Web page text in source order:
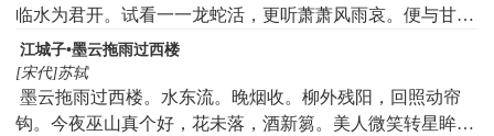
临水为君开。试看一一龙蛇活，更听萧萧风雨哀。便与甘棠
同不剪，苍髯白甲待归来。
江城子•墨云拖雨过西楼
[宋代]苏轼
墨云拖雨过西楼。水东流。晚烟收。柳外残阳，回照动帘
钩。今夜巫山真个好，花未落，酒新篘。美人微笑转星眸。